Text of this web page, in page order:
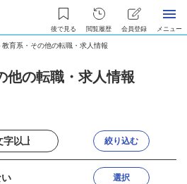
後で見る 閲覧履歴 会員登録 メニュー
教育系・その他の転職・求人情報
他の転職・求人情報
絞り込む
選択